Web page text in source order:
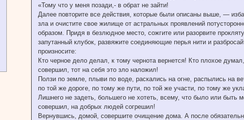
«Тому что у меня позади,- в обрат не зайти!
Далее повторите все действия, которые были описаны выше, —
зла и очистите свое жилище от астральных проявлений
образом. Придя в безлюдное место, сожгите или разорвите
запутанный клубок, развяжите соединяющие перья нити и
произносите:
Кто черное дело делал, к тому чернота вернется! Кто плохое
совершил, тот на себя это зло наложил!
Ползи по земле, плыви по воде, раскались на огне, распылись на
по той же дороге, по тому же пути, по той же участи, по тому же
Лишнего не задеть, большего не хотеть, всему, что было или быть
совершил, на добрых людей согрешил!
Вернувшись, домой, совершите очищение дома. А после